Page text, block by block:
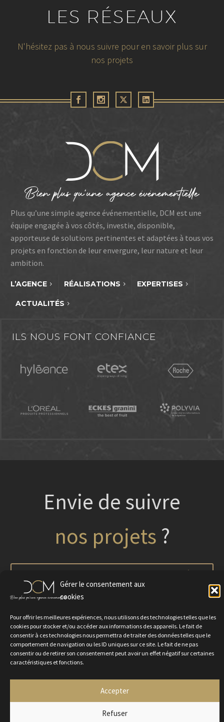
Gérer le consentement aux
cookies
Pour offrir les meilleures expériences, nous utilisons des technologies telles que les
cookies pour stocker et/ou accéder aux informations des appareils. Le fait de
consentir à ces technologies nous permettra de traiter des données telles que le
comportement de navigation ou les ID uniques sur ce site. Le fait de ne pas
consentir ou de retirer son consentement peut avoir un effet négatif sur certaines
caractéristiques et fonctions.
Accepter
Refuser
FÉDÉRATION DES PROMOTEURS
IMMOBILIER – Contre vents et marée
LES RÉSEAUX
N'hésitez pas à nous suivre pour en savoir plus sur
nos projets
Plus qu’une simple agence événementielle, DCM est une
équipe engagée à vos côtés, investie, disponible,
apporteuse de solutions pertinentes et adaptées à tous vos
projets en fonction de leur envergure, leur nature et leur
ambition.
L’AGENCE RÉALISATIONS EXPERTISES
ACTUALITÉS
ILS NOUS FONT CONFIANCE
Envie de suivre
nos projets ?
ABONNEZ-VOUS À
NOTRE NEWSLETTER
Politique de confidentialité Mentions légales
Contactez-nous
Rejoignez-nous